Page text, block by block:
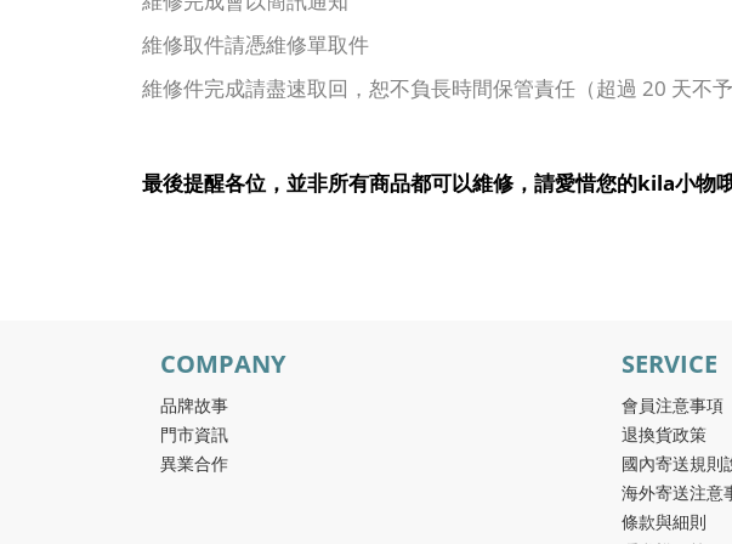
維修取件請憑維修單取件
維修件完成請盡速取回，恕不負長時間保管責任（超過 20 天不
最後提醒各位，並非所有商品都可以維修，請愛惜您的kila小物
COMPANY
品牌故事
門市資訊
異業合作
SERVICE
會員注意事項
退換貨政策
國內寄送規則
海外寄送注意
條款與細則